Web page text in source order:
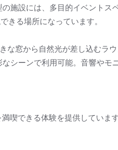
施設には、多目的イベントス
きる場所になっています。
な窓から自然光が差し込むラ
シーンで利用可能。音響や
喫できる体験を提供していま